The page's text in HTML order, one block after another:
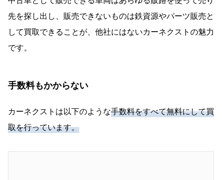
先を探し出し、販売できないものは鉄資源やパーツ販売と
して買取できることが、他社にはないカーネクストの魅力
です。
手数料もかからない
カーネクストは以下のような手数料をすべて無料にして買
取を行っています。